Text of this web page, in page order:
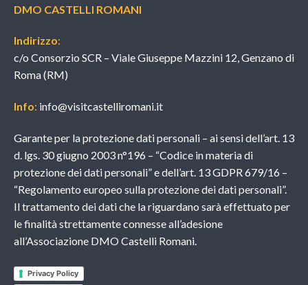
DMO CASTELLI ROMANI
Indirizzo:
c/o Consorzio SCR – Viale Giuseppe Mazzini 12, Genzano di
Roma (RM)
Info: info@visitcastelliromani.it
Garante per la protezione dati personali – ai sensi dell’art. 13
d. lgs. 30 giugno 2003 n°196 – “Codice in materia di
protezione dei dati personali” e dell’art. 13 GDPR 679/16 –
“Regolamento europeo sulla protezione dei dati personali”.
Il trattamento dei dati che la riguardano sarà effettuato per
le finalità strettamente connesse all’adesione
all’Associazione DMO Castelli Romani.
Privacy Policy